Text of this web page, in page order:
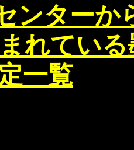
ンターか
れている
一覧